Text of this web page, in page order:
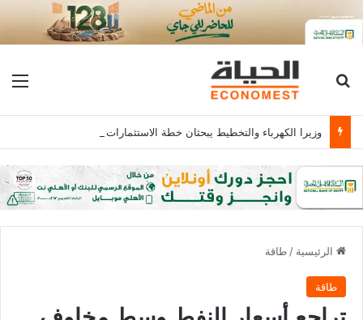
بحث عن
الرئيسية / طاقة
طاقة